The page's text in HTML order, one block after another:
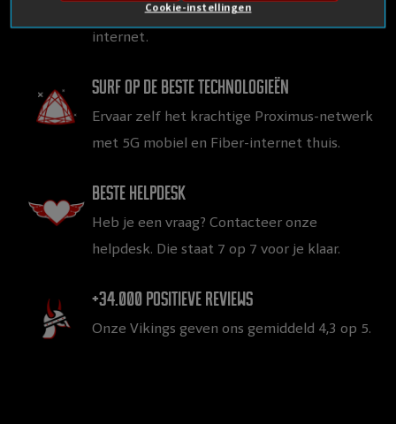
vlijmscherpe prijzen, voor mobiel en thuis
internet.
Surf op de beste technologieën
Ervaar zelf het krachtige Proximus-netwerk
met 5G mobiel en Fiber-internet thuis.
Beste helpdesk
Heb je een vraag? Contacteer onze
helpdesk. Die staat 7 op 7 voor je klaar.
+34.000 positieve reviews
Onze Vikings geven ons gemiddeld 4,3 op 5.
Cookie-instellingen